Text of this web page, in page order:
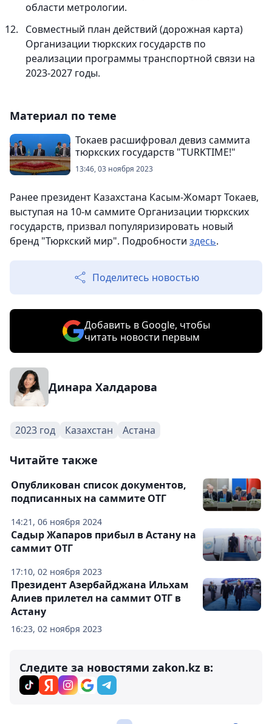
области метрологии.
Совместный план действий (дорожная карта)
Организации тюркских государств по
реализации программы транспортной связи на
2023-2027 годы.
Материал по теме
Токаев расшифровал девиз саммита
тюркских государств "TURKTIME!"
13:46, 03 ноября 2023
Ранее президент Казахстана Касым-Жомарт Токаев,
выступая на 10-м саммите Организации тюркских
государств, призвал популяризировать новый
бренд "Тюркский мир". Подробности здесь.
Поделитесь новостью
Добавить в Google, чтобы
читать новости первым
Динара Халдарова
2023 год Казахстан Астана
Читайте также
14:21, 06 ноября 2024
Опубликован список документов,
подписанных на саммите ОТГ
17:10, 02 ноября 2023
Садыр Жапаров прибыл в Астану на
саммит ОТГ
16:23, 02 ноября 2023
Президент Азербайджана Ильхам
Алиев прилетел на саммит ОТГ в
Астану
Следите за новостями zakon.kz в: